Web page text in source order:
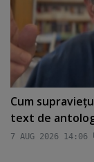
Cum
text de
7 AUG 2026 14:06